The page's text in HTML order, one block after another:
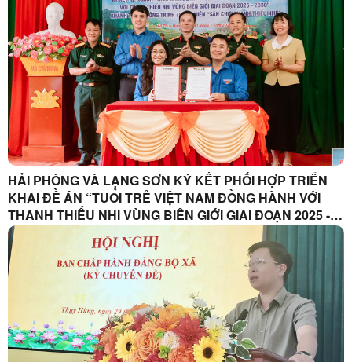
HẢI PHÒNG VÀ LẠNG SƠN KÝ KẾT PHỐI HỢP TRIỂN
KHAI ĐỀ ÁN “TUỔI TRẺ VIỆT NAM ĐỒNG HÀNH VỚI
THANH THIẾU NHI VÙNG BIÊN GIỚI GIAI ĐOẠN 2025 -
2030”